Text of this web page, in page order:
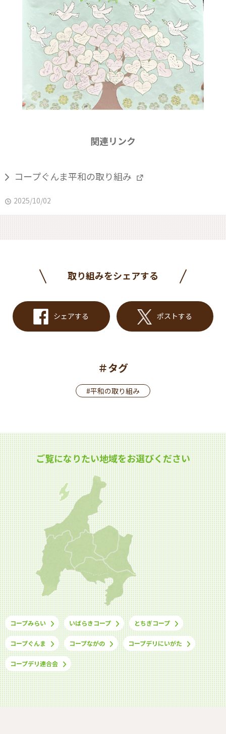
関連リンク
コープぐんま平和の取り組み
2025/10/02
取り組みをシェアする
シェアする ポストする
＃タグ
#平和の取り組み
ご覧になりたい地域をお選びください
コープみらい いばらきコープ とちぎコープ
コープぐんま コープながの コープデリにいがた
コープデリ連合会